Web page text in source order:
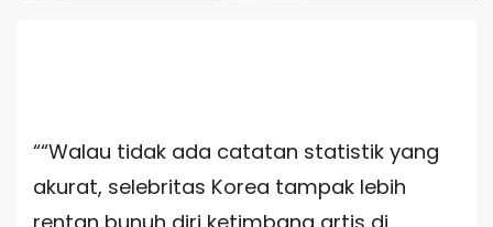
“ Walau tidak ada catatan statistik yang
akurat, selebritas Korea tampak lebih